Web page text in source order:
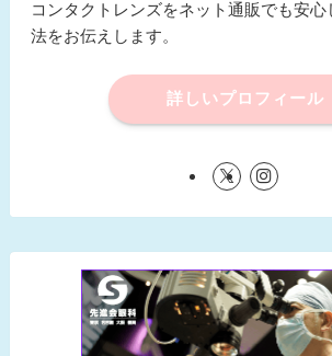
コンタクトレンズをネット通販でも安
法をお伝えします。
詳しいプロフィール